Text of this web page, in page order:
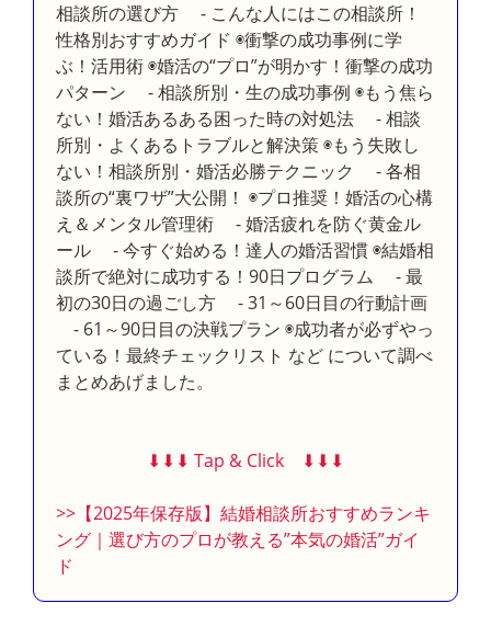
相談所の選び方 - こんな人にはこの相談所！
性格別おすすめガイド ◉衝撃の成功事例に学
ぶ！活用術 ◉婚活の“プロ”が明かす！衝撃の成功
パターン - 相談所別・生の成功事例 ◉もう焦ら
ない！婚活あるある困った時の対処法 - 相談
所別・よくあるトラブルと解決策 ◉もう失敗し
ない！相談所別・婚活必勝テクニック - 各相
談所の“裏ワザ”大公開！ ◉プロ推奨！婚活の心構
え＆メンタル管理術 - 婚活疲れを防ぐ黄金ル
ール - 今すぐ始める！達人の婚活習慣 ◉結婚相
談所で絶対に成功する！90日プログラム - 最
初の30日の過ごし方 - 31～60日目の行動計画
- 61～90日目の決戦プラン ◉成功者が必ずやっ
ている！最終チェックリスト など について調べ
まとめあげました。
⬇︎⬇︎⬇︎ Tap & Click ⬇︎⬇︎⬇︎
>>【2025年保存版】結婚相談所おすすめランキ
ング｜選び方のプロが教える”本気の婚活”ガイ
ド